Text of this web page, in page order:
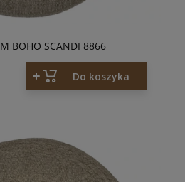
BOHO SCANDI 8866
Do koszyka